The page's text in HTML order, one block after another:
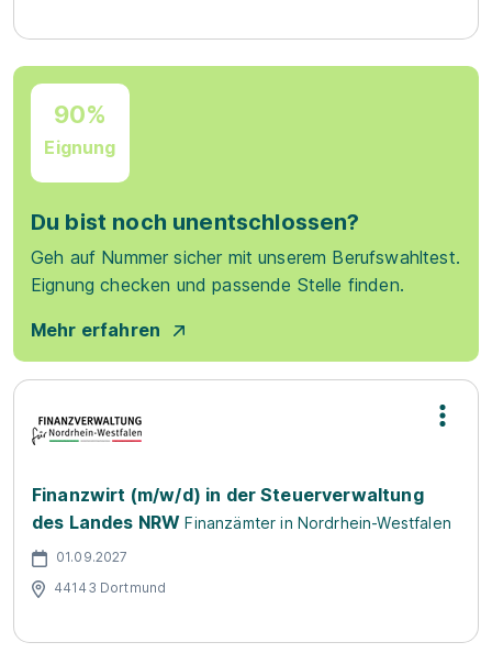
90%
Eignung
Du bist noch unentschlossen?
Geh auf Nummer sicher mit unserem Berufswahltest.
Eignung checken und passende Stelle finden.
Mehr erfahren
Finanzwirt (m/w/d) in der Steuerverwaltung
des Landes NRW Finanzämter in Nordrhein-Westfalen
01.09.2027
44143 Dortmund